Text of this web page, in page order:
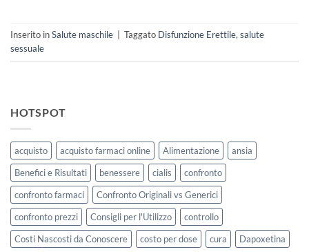
Inserito inSalute maschile Taggato Disfunzione Erettile, salute
sessuale
HOTSPOT
acquisto acquisto farmaci online Alimentazione
ansia
Benefici e Risultati
benessere cialis
confronto
confronto farmaci
Confronto Originali vs Generici
confronto prezzi
Consigli per l'Utilizzo
controllo
Costi Nascosti da Conoscere
costo per dose cura
Dapoxetina